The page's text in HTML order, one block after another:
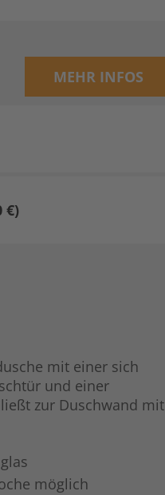
MEHR INFOS
€)
mit einer sich
und einer
zur Duschwand mit
möglich